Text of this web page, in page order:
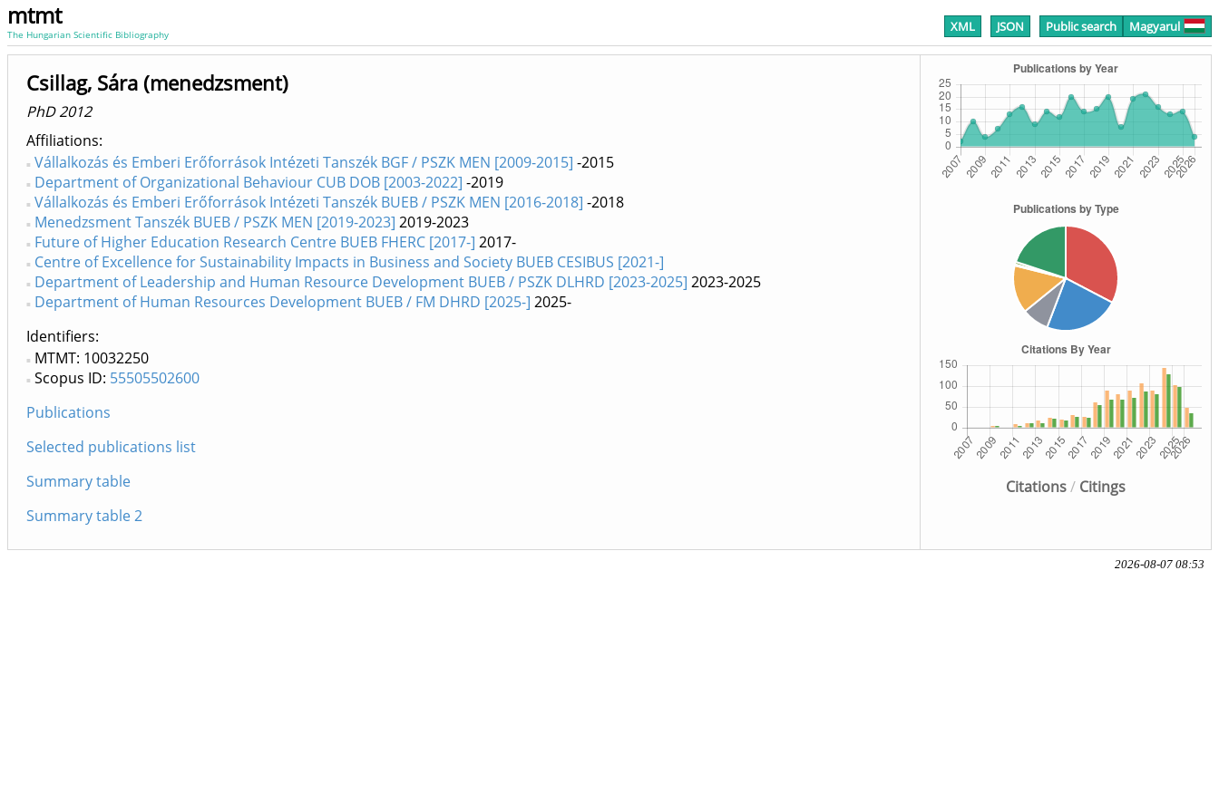
mtmt
The Hungarian Scientific Bibliography XML JSON Public search Magyarul
Citations/ Citings
Csillag, Sára (menedzsment)
PhD 2012
Affiliations
Vállalkozás és Emberi Erőforrások Intézeti Tanszék BGF / PSZK MEN [2009-2015] -2015
Department of Organizational Behaviour CUB DOB [2003-2022] -2019
Vállalkozás és Emberi Erőforrások Intézeti Tanszék BUEB / PSZK MEN [2016-2018] -2018
Menedzsment Tanszék BUEB / PSZK MEN [2019-2023] 2019-2023
Future of Higher Education Research Centre BUEB FHERC [2017-] 2017-
Centre of Excellence for Sustainability Impacts in Business and Society BUEB CESIBUS [2021-]
Department of Leadership and Human Resource Development BUEB / PSZK DLHRD [2023-2025] 2023-2025
Department of Human Resources Development BUEB / FM DHRD [2025-] 2025-
Identifiers
MTMT: 10032250
Scopus ID: 55505502600
Publications
Selected publications list
Summary table
Summary table 2
2026-08-07 08:53